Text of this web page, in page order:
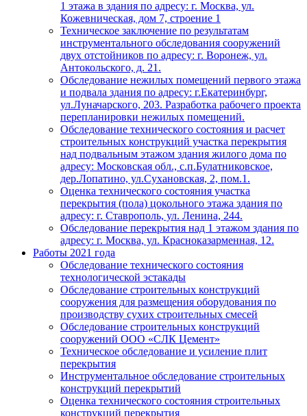
1 этажа в здания по адресу: г. Москва, ул.
Кожевническая, дом 7, строение 1
Техническое заключение по результатам
инструментального обследования сооружений
двух отстойников по адресу: г. Воронеж, ул.
Антокольского, д. 21.
Обследование нежилых помещений первого этажа
и подвала здания по адресу: г.Екатеринбург,
ул.Луначарского, 203. Разработка рабочего проекта
перепланировки нежилых помещений.
Обследование технического состояния и расчет
строительных конструкций участка перекрытия
над подвальным этажом здания жилого дома по
адресу: Московская обл., с.п.Булатниковское,
дер.Лопатино, ул.Сухановская, 2, пом.1.
Оценка технического состояния участка
перекрытия (пола) цокольного этажа здания по
адресу: г. Ставрополь, ул. Ленина, 244.
Обследование перекрытия над 1 этажом здания по
адресу: г. Москва, ул. Красноказарменная, 12.
Работы 2021 года
Обследование технического состояния
технологической эстакады
Обследование строительных конструкций
сооружения для размещения оборудования по
производству сухих строительных смесей
Обследование строительных конструкций
сооружений ООО «СЛК Цемент»
Техническое обследование и усиление плит
перекрытия
Инструментальное обследование строительных
конструкций перекрытий
Оценка технического состояния строительных
конструкций перекрытия